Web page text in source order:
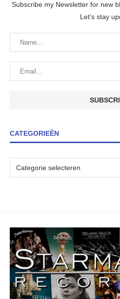
Subscribe my Newsletter for new
Let's stay
CATEGORIEËN